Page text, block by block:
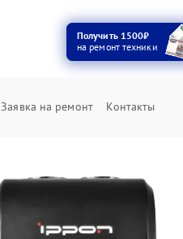
Получить 1500₽
на ремонт техники
Заявка на ремонт Контакты